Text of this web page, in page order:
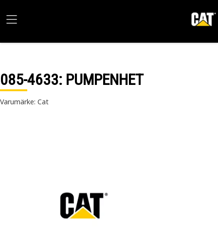
085-4633: PUMPENHET
Varumärke: Cat